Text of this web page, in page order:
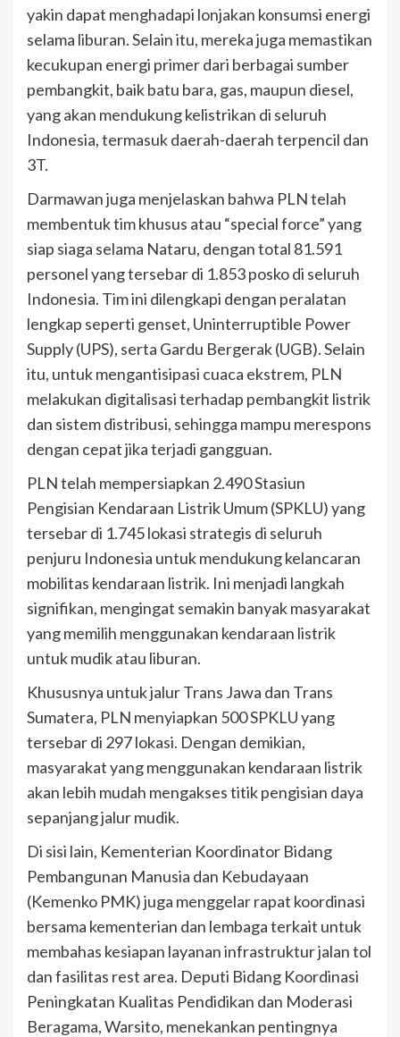
yakin dapat menghadapi lonjakan konsumsi energi
selama liburan. Selain itu, mereka juga memastikan
kecukupan energi primer dari berbagai sumber
pembangkit, baik batu bara, gas, maupun diesel,
yang akan mendukung kelistrikan di seluruh
Indonesia, termasuk daerah-daerah terpencil dan
3T.
Darmawan juga menjelaskan bahwa PLN telah
membentuk tim khusus atau “special force” yang
siap siaga selama Nataru, dengan total 81.591
personel yang tersebar di 1.853 posko di seluruh
Indonesia. Tim ini dilengkapi dengan peralatan
lengkap seperti genset, Uninterruptible Power
Supply (UPS), serta Gardu Bergerak (UGB). Selain
itu, untuk mengantisipasi cuaca ekstrem, PLN
melakukan digitalisasi terhadap pembangkit listrik
dan sistem distribusi, sehingga mampu merespons
dengan cepat jika terjadi gangguan.
PLN telah mempersiapkan 2.490 Stasiun
Pengisian Kendaraan Listrik Umum (SPKLU) yang
tersebar di 1.745 lokasi strategis di seluruh
penjuru Indonesia untuk mendukung kelancaran
mobilitas kendaraan listrik. Ini menjadi langkah
signifikan, mengingat semakin banyak masyarakat
yang memilih menggunakan kendaraan listrik
untuk mudik atau liburan.
Khususnya untuk jalur Trans Jawa dan Trans
Sumatera, PLN menyiapkan 500 SPKLU yang
tersebar di 297 lokasi. Dengan demikian,
masyarakat yang menggunakan kendaraan listrik
akan lebih mudah mengakses titik pengisian daya
sepanjang jalur mudik.
Di sisi lain, Kementerian Koordinator Bidang
Pembangunan Manusia dan Kebudayaan
(Kemenko PMK) juga menggelar rapat koordinasi
bersama kementerian dan lembaga terkait untuk
membahas kesiapan layanan infrastruktur jalan tol
dan fasilitas rest area. Deputi Bidang Koordinasi
Peningkatan Kualitas Pendidikan dan Moderasi
Beragama, Warsito, menekankan pentingnya